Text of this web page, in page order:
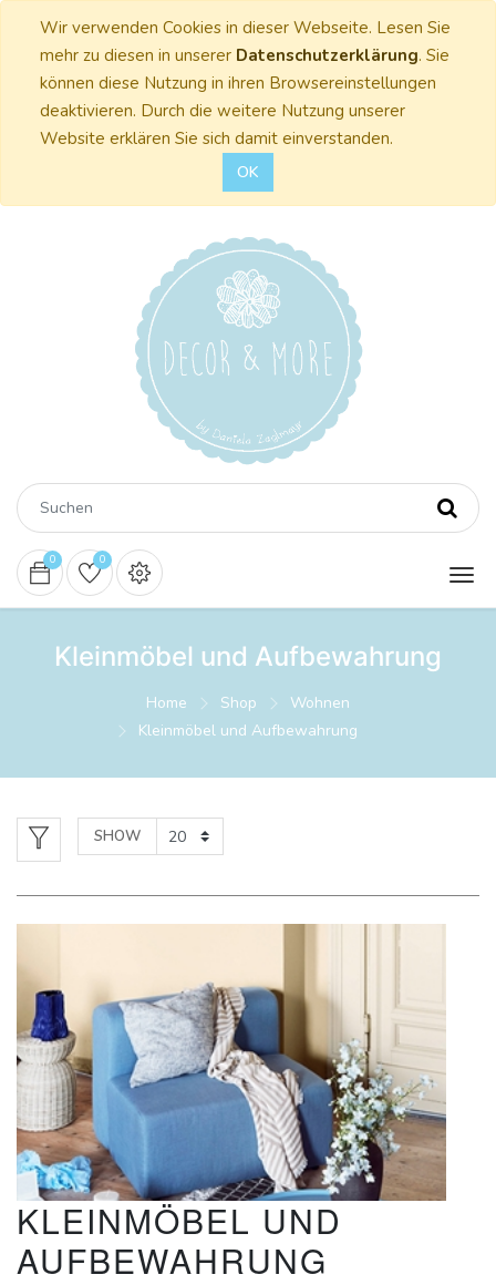
Wir verwenden Cookies in dieser Webseite. Lesen Sie
mehr zu diesen in unserer Datenschutzerklärung. Sie
können diese Nutzung in ihren Browsereinstellungen
deaktivieren. Durch die weitere Nutzung unserer
Website erklären Sie sich damit einverstanden.
OK
0 0
Kleinmöbel und Aufbewahrung
Home Shop
Wohnen
Kleinmöbel und Aufbewahrung
SHOW
KLEINMÖBEL UND
AUFBEWAHRUNG